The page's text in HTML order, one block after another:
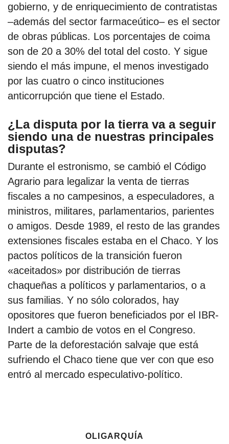
gobierno, y de enriquecimiento de contratistas
–además del sector farmaceútico– es el sector
de obras públicas. Los porcentajes de coima
son de 20 a 30% del total del costo. Y sigue
siendo el más impune, el menos investigado
por las cuatro o cinco instituciones
anticorrupción que tiene el Estado.
¿La disputa por la tierra va a seguir
siendo una de nuestras principales
disputas?
Durante el estronismo, se cambió el Código
Agrario para legalizar la venta de tierras
fiscales a no campesinos, a especuladores, a
ministros, militares, parlamentarios, parientes
o amigos. Desde 1989, el resto de las grandes
extensiones fiscales estaba en el Chaco. Y los
pactos políticos de la transición fueron
«aceitados» por distribución de tierras
chaqueñas a políticos y parlamentarios, o a
sus familias. Y no sólo colorados, hay
opositores que fueron beneficiados por el IBR-
Indert a cambio de votos en el Congreso.
Parte de la deforestación salvaje que está
sufriendo el Chaco tiene que ver con que eso
entró al mercado especulativo-político.
oligarquía